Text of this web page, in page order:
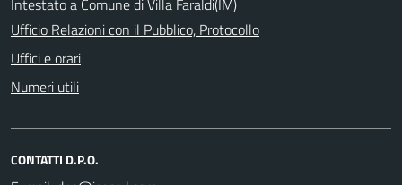
Intestato a Comune di Villa Faraldi(IM)
Ufficio Relazioni con il Pubblico, Protocollo
Uffici e orari
Numeri utili
CONTATTI D.P.O.